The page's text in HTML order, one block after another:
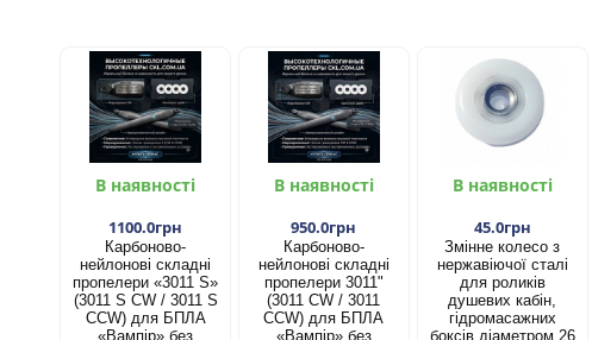
В наявності
1100.0грн
Карбоново-
нейлонові складні
пропелери «3011 S»
(3011 S CW / 3011 S
CCW) для БПЛА
«Вампір» без
В наявності
950.0грн
Карбоново-
нейлонові складні
пропелери 3011"
(3011 CW / 3011
CCW) для БПЛА
«Вампір» без
В наявності
45.0грн
Змінне колесо з
нержавіючої сталі
для роликів
душевих кабін,
гідромасажних
боксів діаметром 26